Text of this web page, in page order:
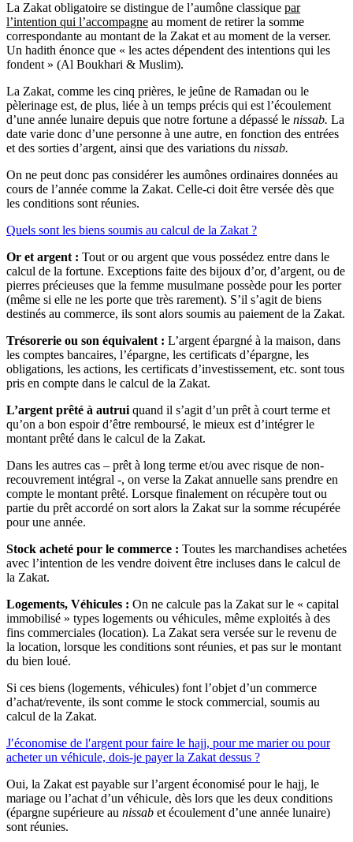
La Zakat obligatoire se distingue de l’aumône classique par
l’intention qui l’accompagne au moment de retirer la somme
correspondante au montant de la Zakat et au moment de la verser.
Un hadith énonce que « les actes dépendent des intentions qui les
fondent » (Al Boukhari & Muslim).
La Zakat, comme les cinq prières, le jeûne de Ramadan ou le
pèlerinage est, de plus, liée à un temps précis qui est l’écoulement
d’une année lunaire depuis que notre fortune a dépassé le nissab. La
date varie donc d’une personne à une autre, en fonction des entrées
et des sorties d’argent, ainsi que des variations du nissab.
On ne peut donc pas considérer les aumônes ordinaires données au
cours de l’année comme la Zakat. Celle-ci doit être versée dès que
les conditions sont réunies.
Quels sont les biens soumis au calcul de la Zakat ?
Or et argent : Tout or ou argent que vous possédez entre dans le
calcul de la fortune. Exceptions faite des bijoux d’or, d’argent, ou de
pierres précieuses que la femme musulmane possède pour les porter
(même si elle ne les porte que très rarement). S’il s’agit de biens
destinés au commerce, ils sont alors soumis au paiement de la Zakat.
Trésorerie ou son équivalent : L’argent épargné à la maison, dans
les comptes bancaires, l’épargne, les certificats d’épargne, les
obligations, les actions, les certificats d’investissement, etc. sont tous
pris en compte dans le calcul de la Zakat.
L’argent prêté à autrui quand il s’agit d’un prêt à court terme et
qu’on a bon espoir d’être remboursé, le mieux est d’intégrer le
montant prêté dans le calcul de la Zakat.
Dans les autres cas – prêt à long terme et/ou avec risque de non-
recouvrement intégral -, on verse la Zakat annuelle sans prendre en
compte le montant prêté. Lorsque finalement on récupère tout ou
partie du prêt accordé on sort alors la Zakat sur la somme récupérée
pour une année.
Stock acheté pour le commerce : Toutes les marchandises achetées
avec l’intention de les vendre doivent être incluses dans le calcul de
la Zakat.
Logements, Véhicules : On ne calcule pas la Zakat sur le « capital
immobilisé » types logements ou véhicules, même exploités à des
fins commerciales (location). La Zakat sera versée sur le revenu de
la location, lorsque les conditions sont réunies, et pas sur le montant
du bien loué.
Si ces biens (logements, véhicules) font l’objet d’un commerce
d’achat/revente, ils sont comme le stock commercial, soumis au
calcul de la Zakat.
J′économise de l′argent pour faire le hajj, pour me marier ou pour
acheter un véhicule, dois-je payer la Zakat dessus ?
Oui, la Zakat est payable sur l’argent économisé pour le hajj, le
mariage ou l’achat d’un véhicule, dès lors que les deux conditions
(épargne supérieure au nissab et écoulement d’une année lunaire)
sont réunies.